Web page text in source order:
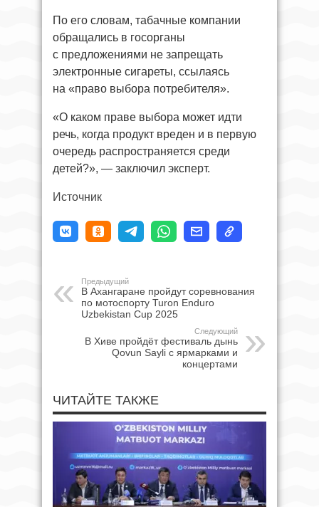
По его словам, табачные компании
обращались в госорганы
с предложениями не запрещать
электронные сигареты, ссылаясь
на «право выбора потребителя».
«О каком праве выбора может идти
речь, когда продукт вреден и в первую
очередь распространяется среди
детей?», — заключил эксперт.
Источник
Предыдущий
В Ахангаране пройдут соревнования
по мотоспорту Turon Enduro
Uzbekistan Cup 2025
Следующий
В Хиве пройдёт фестиваль дынь
Qovun Sayli с ярмарками и
концертами
ЧИТАЙТЕ ТАКЖЕ